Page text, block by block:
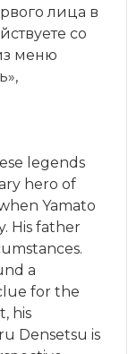
лица в
со
меню
legends
hero of
Yamato
His father
a
for the
his
Densetsu is